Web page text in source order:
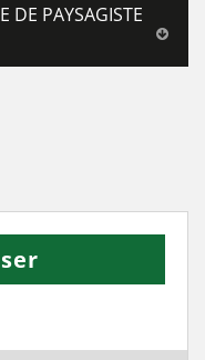
DE PAYSAGISTE